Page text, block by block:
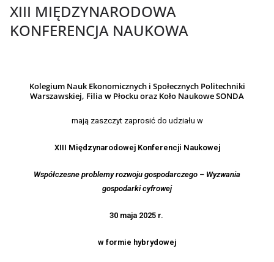
XIII MIĘDZYNARODOWA
KONFERENCJA NAUKOWA
Kolegium Nauk Ekonomicznych i Społecznych Politechniki
Warszawskiej, Filia w Płocku oraz Koło Naukowe SONDA
mają zaszczyt zaprosić do udziału w
XIII Międzynarodowej Konferencji Naukowej
Współczesne problemy rozwoju gospodarczego – Wyzwania
gospodarki cyfrowej
30 maja 2025 r.
w formie hybrydowej